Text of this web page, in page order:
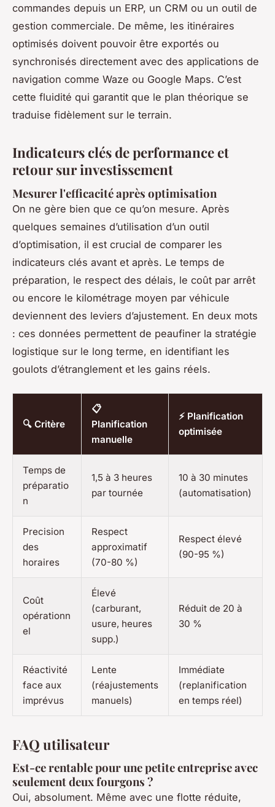
commandes depuis un ERP, un CRM ou un outil de
gestion commerciale. De même, les itinéraires
optimisés doivent pouvoir être exportés ou
synchronisés directement avec des applications de
navigation comme Waze ou Google Maps. C’est
cette fluidité qui garantit que le plan théorique se
traduise fidèlement sur le terrain.
Indicateurs clés de performance et
retour sur investissement
Mesurer l'efficacité après optimisation
On ne gère bien que ce qu’on mesure. Après
quelques semaines d’utilisation d’un outil
d’optimisation, il est crucial de comparer les
indicateurs clés avant et après. Le temps de
préparation, le respect des délais, le coût par arrêt
ou encore le kilométrage moyen par véhicule
deviennent des leviers d’ajustement. En deux mots
: ces données permettent de peaufiner la stratégie
logistique sur le long terme, en identifiant les
goulots d’étranglement et les gains réels.
🔍 Critère
📋
Planification
manuelle
⚡ Planification
optimisée
Temps de
préparatio
n
1,5 à 3 heures
par tournée
10 à 30 minutes
(automatisation)
Precision
des
horaires
Respect
approximatif
(70-80 %)
Respect élevé
(90-95 %)
Coût
opérationn
el
Élevé
(carburant,
usure, heures
supp.)
Réduit de 20 à
30 %
Réactivité
face aux
imprévus
Lente
(réajustements
manuels)
Immédiate
(replanification
en temps réel)
FAQ utilisateur
Est-ce rentable pour une petite entreprise avec
seulement deux fourgons ?
Oui, absolument. Même avec une flotte réduite,